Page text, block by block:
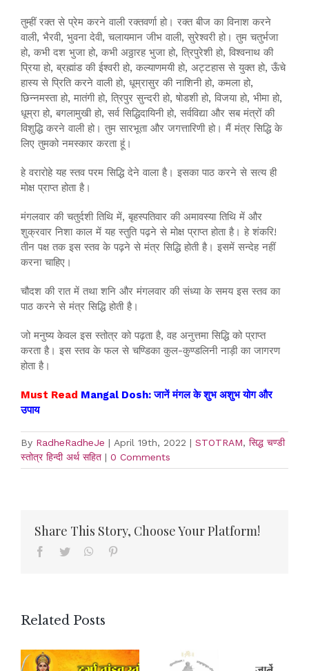
तुम्हीं रक्त से प्रेम करने वाली रक्तवर्णा हो। रक्त बीज का विनाश करने
वाली, भैरवी, भुवना देवी, चलायमान जीभ वाली, सुरेश्वरी हो। तुम चतुर्भजा
हो, कभी दश भुजा हो, कभी अठ्ठारह भुजा हो, त्रिपुरेशी हो, विश्वनाथ की
प्रिया हो, ब्रह्मांड की ईश्वरी हो, कल्याणमयी हो, अट्टहास से युक्त हो, ऊँचे
हास्य से प्रिति करने वाली हो, धूम्रासुर की नाशिनी हो, कमला हो,
छिन्नमस्ता हो, मातंगी हो, त्रिपुर सुन्दरी हो, षोडशी हो, विजया हो, भीमा हो,
धूम्रा हो, बगलामुखी हो, सर्व सिद्धिदायिनी हो, सर्वविद्या और सब मंत्रों की
विशुद्धि करने वाली हो। तुम सारभूता और जगत्तारिणी हो। मैं मंत्र सिद्धि के
लिए तुमको नमस्कार करता हूं।
हे वरारोहे यह स्तव परम सिद्धि देने वाला है। इसका पाठ करने से सत्य ही
मोक्ष प्राप्त होता है।
मंगलवार की चतुर्दशी तिथि में, बृहस्पतिवार की अमावस्या तिथि में और
शुक्रवार निशा काल में यह स्तुति पढ़ने से मोक्ष प्राप्त होता है। हे शंकरि!
तीन पक्ष तक इस स्तव के पढ़ने से मंत्र सिद्धि होती है। इसमें सन्देह नहीं
करना चाहिए।
चौदश की रात में तथा शनि और मंगलवार की संध्या के समय इस स्तव का
पाठ करने से मंत्र सिद्धि होती है।
जो मनुष्य केवल इस स्तोत्र को पढ़ता है, वह अनुत्तमा सिद्धि को प्राप्त
करता है। इस स्तव के फल से चण्डिका कुल-कुण्डलिनी नाड़ी का जागरण
होता है।
Must Read Mangal Dosh: जानें मंगल के शुभ अशुभ योग और
उपाय
By RadheRadheJe | April 19th, 2022 | STOTRAM, सिद्ध चण्डी
स्तोत्र हिन्दी अर्थ सहित | 0 Comments
Share This Story, Choose Your Platform!
Facebook
Twitter WhatsApp
Related Posts